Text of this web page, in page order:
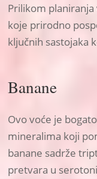
Prilikom
koje prirodno
ključnih sastojaka
Banane
Ovo voće je
mineralima koji
banane sadrže
pretvara u